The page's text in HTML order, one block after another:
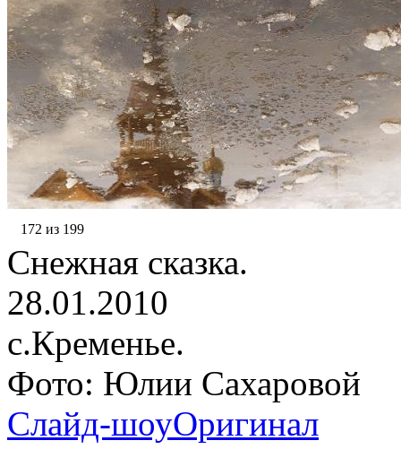
172 из 199
Снежная сказка.
28.01.2010
с.Кременье.
Фото: Юлии Сахаровой
Слайд-шоуОригинал